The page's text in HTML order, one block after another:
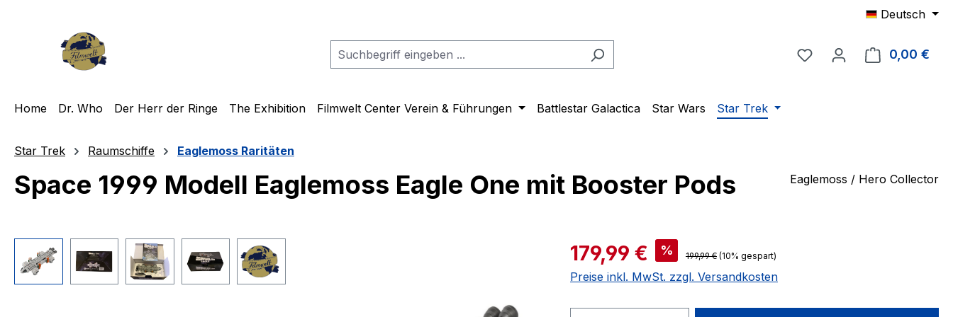
Deutsch
Du hast 0 Produkte auf
0,00 €
Home Dr. Who Der Herr der Ringe The Exhibition Filmwelt Center Verein & Führungen Battlestar Galactica Star Wars Star Trek
Star Trek Raumschiffe Eaglemoss Raritäten
Space 1999 Modell Eaglemoss Eagle One mit Booster Pods Eaglemoss / Hero Collector
Verkaufspreis:
179,99 € % Regulärer Preis:
199,99 € (10% gespart)
Preise inkl. MwSt. zzgl. Versandkosten